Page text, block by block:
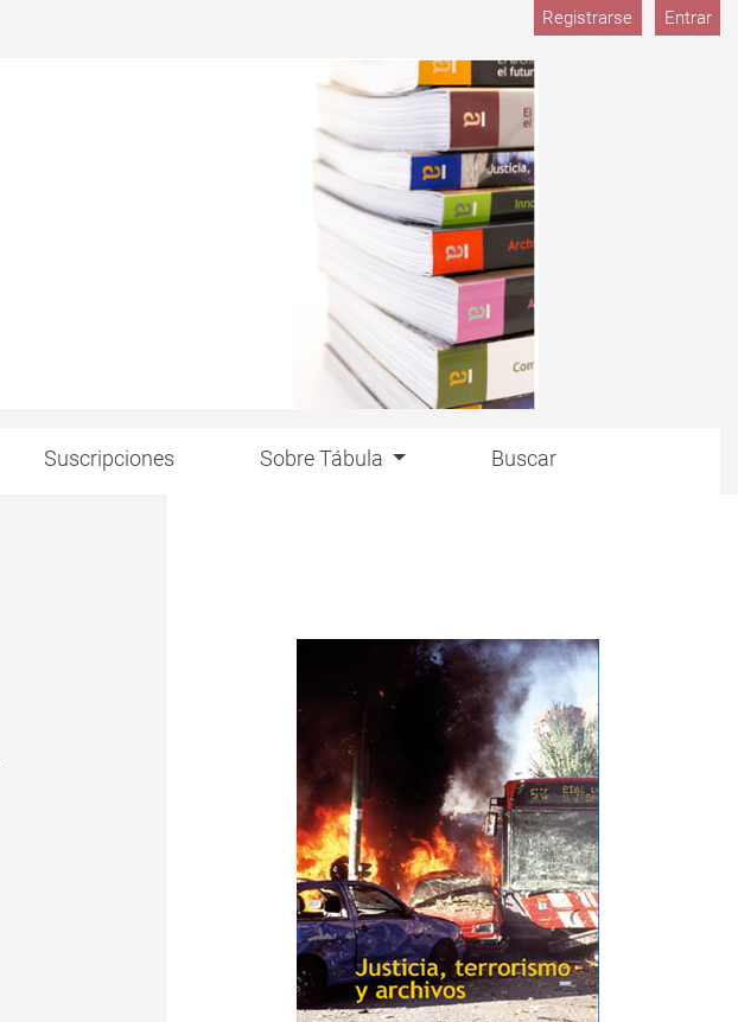
Registrarse Entrar
Suscripciones Sobre Tábula Buscar